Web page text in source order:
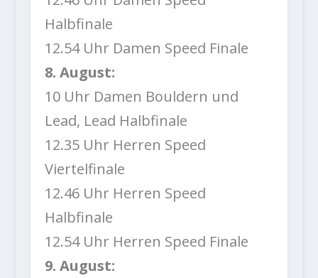
Halbfinale
12.54 Uhr Damen Speed Finale
8. August:
10 Uhr Damen Bouldern und
Lead, Lead Halbfinale
12.35 Uhr Herren Speed
Viertelfinale
12.46 Uhr Herren Speed
Halbfinale
12.54 Uhr Herren Speed Finale
9. August: